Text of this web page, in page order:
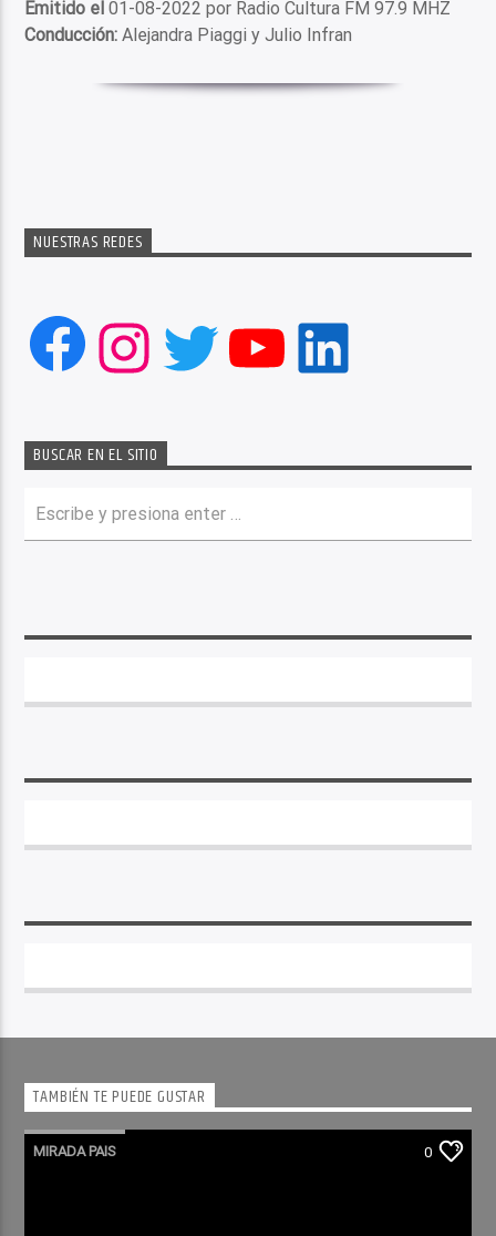
Emitido el 01-08-2022 por Radio Cultura FM 97.9 MHZ
Conducción: Alejandra Piaggi y Julio Infran
NUESTRAS REDES
Facebook
Instagram
Twitter
YouTube
LinkedIn
BUSCAR EN EL SITIO
TAMBIÉN TE PUEDE GUSTAR
MIRADA PAIS 0